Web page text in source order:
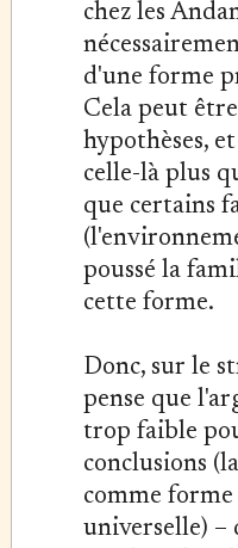
chez les
d'une forme
Cela peut
hypothèses,
celle-là plus
que certains
poussé la
cette forme.
Donc, sur le
pense que
trop faible
conclusions
comme
universelle) –